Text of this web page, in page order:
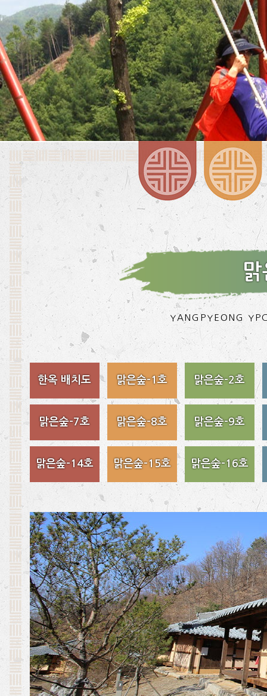
YANGPYEONG
한옥 배치도 맑은숲-1호 맑은숲-2호
맑은숲-7호 맑은숲-8호 맑은숲-9호
맑은숲-14호 맑은숲-15호 맑은숲-16호